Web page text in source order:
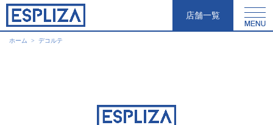
店舗一覧
ホーム デコルテ